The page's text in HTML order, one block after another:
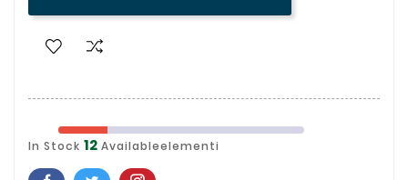
In Stock 12 Availableelementi